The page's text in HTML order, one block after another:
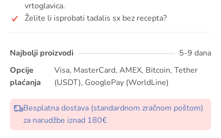
vrtoglavica.
Želite li isprobati tadalis sx bez recepta?
Najbolji proizvodi
5-9 dana
Opcije
plaćanja
Visa, MasterCard, AMEX, Bitcoin, Tether
(USDT), GooglePay (WorldLine)
Besplatna dostava (standardnom zračnom poštom)
za narudžbe iznad 180€